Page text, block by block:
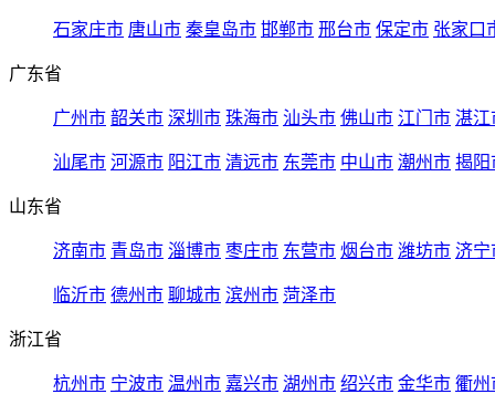
石家庄市 唐山市 秦皇岛市 邯郸市 邢台市 保定市 张家口
广东省
广州市 韶关市 深圳市 珠海市 汕头市 佛山市 江门市 湛江
汕尾市 河源市 阳江市 清远市 东莞市 中山市 潮州市 揭阳
山东省
济南市 青岛市 淄博市 枣庄市 东营市 烟台市 潍坊市 济宁
临沂市 德州市 聊城市 滨州市 菏泽市
浙江省
杭州市 宁波市 温州市 嘉兴市 湖州市 绍兴市 金华市 衢州